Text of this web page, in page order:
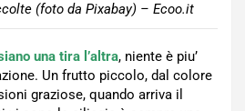
(foto da Pixabay) – Ecoo.it
una tira l’altra, niente è piu’
Un frutto piccolo, dal colore
graziose, quando arriva il